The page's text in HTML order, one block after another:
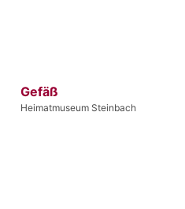
Gefäß
Heimatmuseum Steinbach